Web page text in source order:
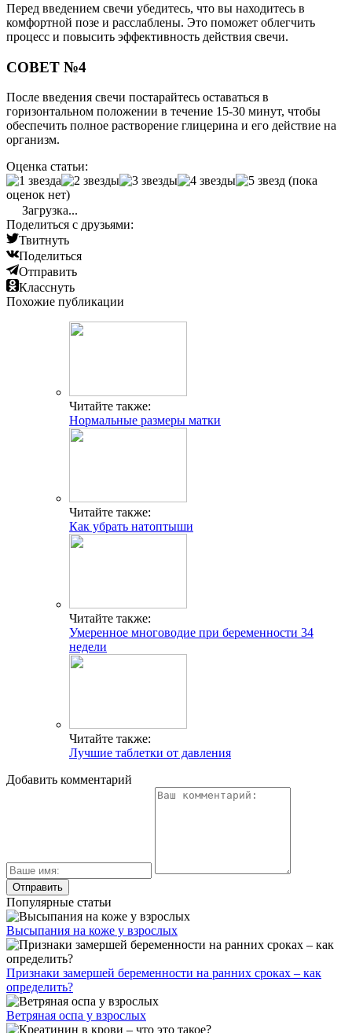
Перед введением свечи убедитесь, что вы находитесь в
комфортной позе и расслаблены. Это поможет облегчить
процесс и повысить эффективность действия свечи.
СОВЕТ №4
После введения свечи постарайтесь оставаться в
горизонтальном положении в течение 15-30 минут, чтобы
обеспечить полное растворение глицерина и его действие на
организм.
Оценка статьи:
(пока
оценок нет)
Загрузка...
Поделиться с друзьями:
Твитнуть
Поделиться
Отправить
Класснуть
Похожие публикации
Читайте также:
Нормальные размеры матки
Читайте также:
Как убрать натоптыши
Читайте также:
Умеренное многоводие при беременности 34
недели
Читайте также:
Лучшие таблетки от давления
Добавить комментарий
Популярные статьи
Высыпания на коже у взрослых
Признаки замершей беременности на ранних сроках – как
определить?
Ветряная оспа у взрослых